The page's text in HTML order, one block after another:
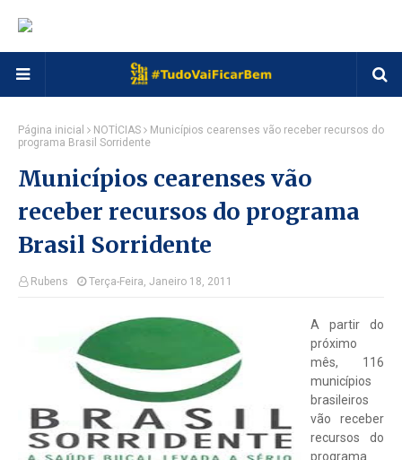
Página inicial NOTÍCIAS
Municípios cearenses vão receber recursos do
programa Brasil Sorridente
Municípios cearenses vão
receber recursos do programa
Brasil Sorridente
Rubens Terça-Feira, Janeiro 18, 2011
A partir do
próximo
mês, 116
municípios
brasileiros
vão receber
recursos do
programa